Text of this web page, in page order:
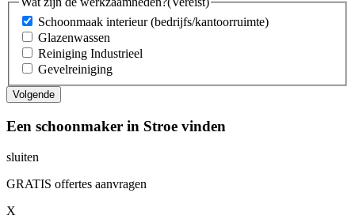
Schoonmaak interieur (bedrijfs/kantoorruimte)
Glazenwassen
Reiniging Industrieel
Gevelreiniging
Een schoonmaker in Stroe vinden
sluiten
GRATIS offertes aanvragen
X